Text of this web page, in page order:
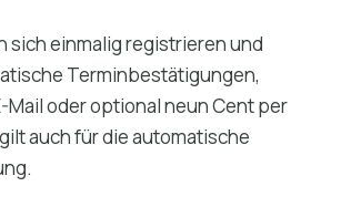
sich einmalig registrieren und
Terminbestätigungen,
Mail oder optional neun Cent per
auch für die automatische